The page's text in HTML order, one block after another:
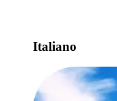
Italiano